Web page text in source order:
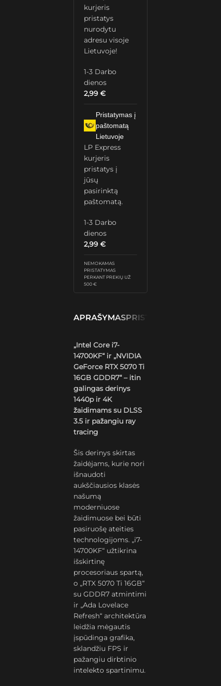
kurjeris
pristatys
nurodytu
adresu visoje
Lietuvoje!
1-3 Darbo
dienos
2,99€
Pristatymas į
paštomatą
Lietuvoje
LP Express
kurjeris
pristatys į
jūsų
pasirinktą
paštomatą.
1-3 Darbo
dienos
2,99€
NEMOKAMAS
PRISTATYMAS
PERKANT PREKIŲ UŽ
500 €
APRAŠYMASPRISTATYMAS IR
„Intel Core i7-
14700KF“ ir „NVIDIA
GeForce RTX 5070 Ti
16GB GDDR7“ – itin
galingas derinys
1440p ir 4K
žaidimams su DLSS
3.5 ir pažangiu ray
tracing
Šis derinys skirtas
žaidėjams, kurie nori
išnaudoti
aukščiausios klasės
našumą
moderniuose
žaidimuose bei būti
pasiruošę ateities
technologijoms. „i7-
14700KF“ užtikrina
išskirtinę
procesoriaus spartą,
o „RTX 5070 Ti 16GB“
su GDDR7 atmintimi
ir „Ada Lovelace
Refresh“ architektūra
leidžia mėgautis
įspūdinga grafika,
sklandžiu FPS ir
pažangiu dirbtinio
intelekto spartinimu.